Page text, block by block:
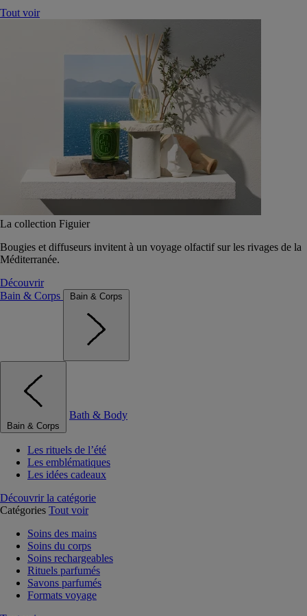
Tout voir
La collection Figuier
Bougies et diffuseurs invitent à un voyage olfactif sur les rivages de la
Méditerranée.
Découvrir
Bain & Corps
Bain & Corps
Bain & Corps
Bath & Body
Les rituels de l’été
Les emblématiques
Les idées cadeaux
Découvrir la catégorie
Catégories Tout voir
Soins des mains
Soins du corps
Soins rechargeables
Rituels parfumés
Savons parfumés
Formats voyage